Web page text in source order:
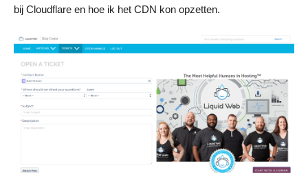
bij Cloudflare en hoe ik het CDN kon opzetten.